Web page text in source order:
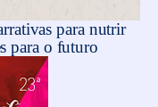
para nutrir
para o futuro